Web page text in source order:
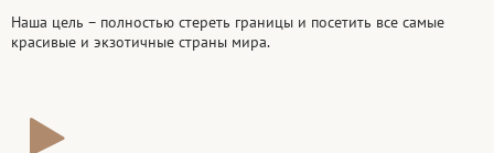
Наша цель – полностью стереть границы и посетить все самые
красивые и экзотичные страны мира.